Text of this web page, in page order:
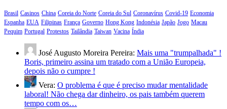
Brasil Casinos China Coreia do Norte Coreia do Sul Coronavírus Covid-19 Economia
Espanha EUA Filipinas França Governo Hong Kong Indonésia Japão Jogo Macau
Pequim Portugal Protestos Tailândia Taiwan Vacina Índia
José Augusto Moreira Pereira: Mais uma "trumpalhada" !
Boris, primeiro assina um tratado com a União Europeia,
depois não o cumpre !
Vera: O problema é que é preciso mudar mentalidade
laboral! Não chega dar dinheiro, os pais também querem
tempo com os…